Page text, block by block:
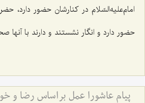
امام‌علیه‌السّلام در كنارشان حضور دارد،
حضور دارد و انگار نشستند و دارند با